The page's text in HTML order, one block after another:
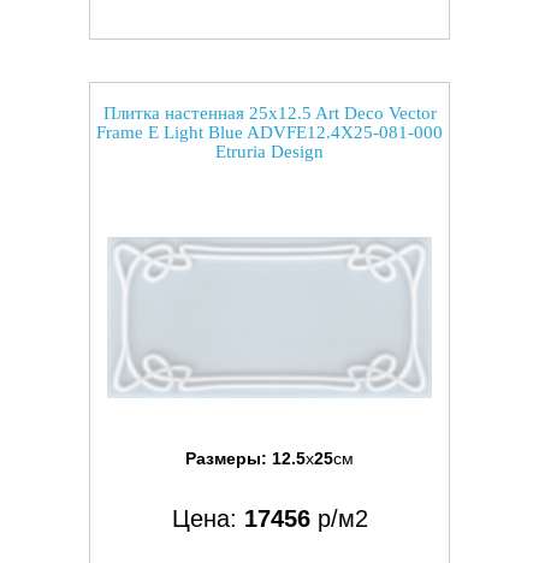
Плитка настенная 25x12.5 Art Deco Vector
Frame E Light Blue ADVFE12.4X25-081-000
Etruria Design
Размеры: 12.5x25см
Цена: 17456р/м2